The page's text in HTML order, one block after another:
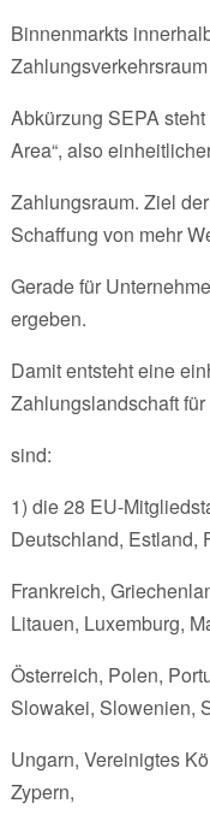
Binnenmarkts
Abkürzung SEPA
Area“, also
Zahlungsraum. Ziel
Schaffung von mehr
Gerade für
ergeben.
Damit entsteht eine
Zahlungslandschaft
sind:
1) die 28 EU-
Deutschland, Estland,
Frankreich,
Litauen, Luxemburg,
Österreich, Polen,
Slowakei, Slowenien,
Ungarn, Vereinigtes
Zypern,